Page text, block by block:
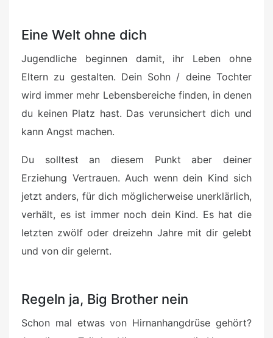
Eine Welt ohne dich
Jugendliche beginnen damit, ihr Leben ohne
Eltern zu gestalten. Dein Sohn / deine Tochter
wird immer mehr Lebensbereiche finden, in denen
du keinen Platz hast. Das verunsichert dich und
kann Angst machen.
Du solltest an diesem Punkt aber deiner
Erziehung Vertrauen. Auch wenn dein Kind sich
jetzt anders, für dich möglicherweise unerklärlich,
verhält, es ist immer noch dein Kind. Es hat die
letzten zwölf oder dreizehn Jahre mit dir gelebt
und von dir gelernt.
Regeln ja, Big Brother nein
Schon mal etwas von Hirnanhangdrüse gehört?